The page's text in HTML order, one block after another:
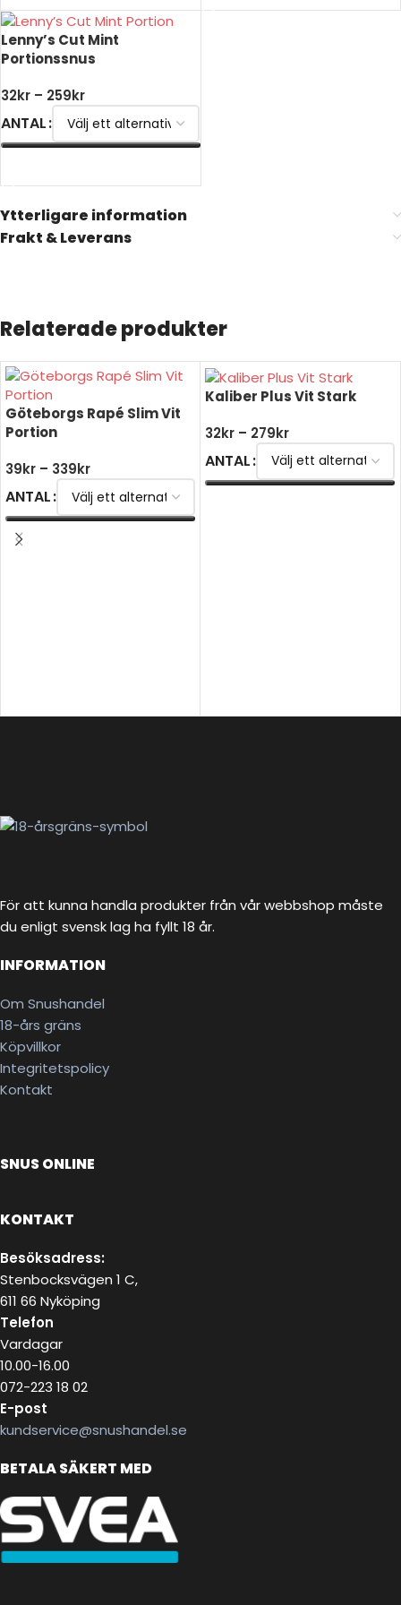
Lenny’s Cut Mint
Portionssnus
32kr – 259kr
ANTAL
Ytterligare information
Frakt & Leverans
Relaterade produkter
Göteborgs Rapé Slim Vit
Portion
39kr – 339kr
ANTAL
VÄLJ ALTERNATIV
Kaliber Plus Vit Stark
32kr – 279kr
ANTAL
För att kunna handla produkter från vår webbshop måste
du enligt svensk lag ha fyllt 18 år.
INFORMATION
Om Snushandel
18-års gräns
Köpvillkor
Integritetspolicy
Kontakt
SNUS ONLINE
KONTAKT
Besöksadress:
Stenbocksvägen 1 C,
611 66 Nyköping
Telefon
Vardagar
10.00-16.00
072-223 18 02
E-post
kundservice@snushandel.se
BETALA SÄKERT MED